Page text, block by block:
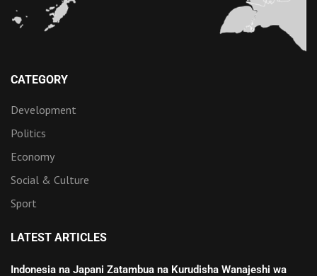
CATEGORY
Development
Politics
Economy
Social & Culture
Sport
LATEST ARTICLES
Indonesia na Japani Zatambua na Kurudisha Wanajeshi wa